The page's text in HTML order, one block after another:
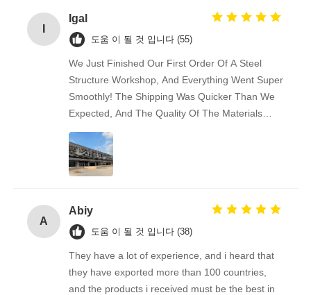
Igal
도움 이 될 것 입니다 (55)
We Just Finished Our First Order Of A Steel
Structure Workshop, And Everything Went Super
Smoothly! The Shipping Was Quicker Than We
Expected, And The Quality Of The Materials
Really Impressed Us — Solid And Well-made.
Communication Was Easy And Friendly
Throughout. We’re Already Recommending This
Supplier To Some Of Our Business Friends.
A
Abiy
도움 이 될 것 입니다 (38)
They have a lot of experience, and i heard that
they have exported more than 100 countries,
and the products i received must be the best in